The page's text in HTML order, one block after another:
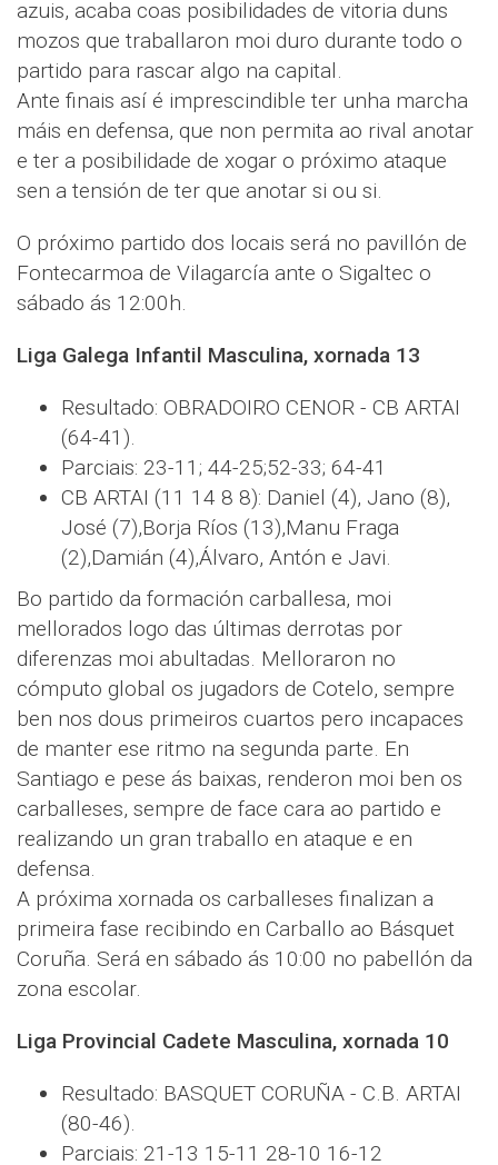
azuis, acaba coas posibilidades de vitoria duns
mozos que traballaron moi duro durante todo o
partido para rascar algo na capital.
Ante finais así é imprescindible ter unha marcha
máis en defensa, que non permita ao rival anotar
e ter a posibilidade de xogar o próximo ataque
sen a tensión de ter que anotar si ou si.
O próximo partido dos locais será no pavillón de
Fontecarmoa de Vilagarcía ante o Sigaltec o
sábado ás 12:00h.
Liga Galega Infantil Masculina, xornada 13
Resultado: OBRADOIRO CENOR - CB ARTAI
(64-41).
Parciais: 23-11; 44-25;52-33; 64-41
CB ARTAI (11 14 8 8): Daniel (4), Jano (8),
José (7),Borja Ríos (13),Manu Fraga
(2),Damián (4),Álvaro, Antón e Javi.
Bo partido da formación carballesa, moi
mellorados logo das últimas derrotas por
diferenzas moi abultadas. Melloraron no
cómputo global os jugadors de Cotelo, sempre
ben nos dous primeiros cuartos pero incapaces
de manter ese ritmo na segunda parte. En
Santiago e pese ás baixas, renderon moi ben os
carballeses, sempre de face cara ao partido e
realizando un gran traballo en ataque e en
defensa.
A próxima xornada os carballeses finalizan a
primeira fase recibindo en Carballo ao Básquet
Coruña. Será en sábado ás 10:00 no pabellón da
zona escolar.
Liga Provincial Cadete Masculina, xornada 10
Resultado: BASQUET CORUÑA - C.B. ARTAI
(80-46).
Parciais: 21-13 15-11 28-10 16-12